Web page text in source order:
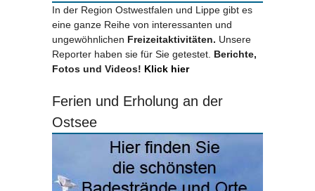
In der Region Ostwestfalen und Lippe gibt es
eine ganze Reihe von interessanten und
ungewöhnlichen Freizeitaktivitäten. Unsere
Reporter haben sie für Sie getestet. Berichte,
Fotos und Videos! Klick hier
Ferien und Erholung an der
Ostsee